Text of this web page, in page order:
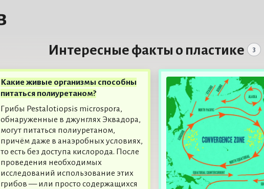
Интересные факты о пластике 3
Какие живые организмы способны
питаться полиуретаном?
Грибы Pestalotiopsis microspora,
обнаруженные в джунглях Эквадора,
могут питаться полиуретаном,
причём даже в анаэробных условиях,
то есть без доступа кислорода. После
проведения необходимых
исследований использование этих
грибов — или просто содержащихся